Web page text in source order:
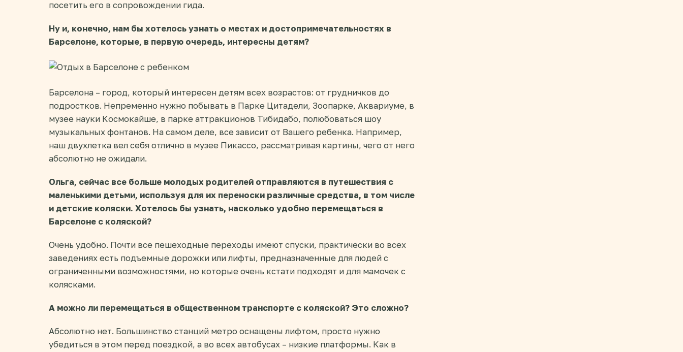
посетить его в сопровождении гида.
Ну и, конечно, нам бы хотелось узнать о местах и достопримечательностях в
Барселоне, которые, в первую очередь, интересны детям?
Барселона – город, который интересен детям всех возрастов: от грудничков до
подростков. Непременно нужно побывать в Парке Цитадели, Зоопарке, Аквариуме, в
музее науки Космокайше, в парке аттракционов Тибидабо, полюбоваться шоу
музыкальных фонтанов. На самом деле, все зависит от Вашего ребенка. Например,
наш двухлетка вел себя отлично в музее Пикассо, рассматривая картины, чего от него
абсолютно не ожидали.
Ольга, сейчас все больше молодых родителей отправляются в путешествия с
маленькими детьми, используя для их переноски различные средства, в том числе
и детские коляски. Хотелось бы узнать, насколько удобно перемещаться в
Барселоне с коляской?
Очень удобно. Почти все пешеходные переходы имеют спуски, практически во всех
заведениях есть подъемные дорожки или лифты, предназначенные для людей с
ограниченными возможностями, но которые очень кстати подходят и для мамочек с
колясками.
А можно ли перемещаться в общественном транспорте с коляской? Это сложно?
Абсолютно нет. Большинство станций метро оснащены лифтом, просто нужно
убедиться в этом перед поездкой, а во всех автобусах – низкие платформы. Как в